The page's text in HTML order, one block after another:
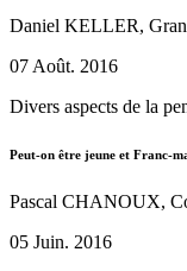
Daniel KELLER,
07 Août. 2016
Divers aspects de la
Peut-on être jeune et Franc-
Pascal CHANOUX,
05 Juin. 2016